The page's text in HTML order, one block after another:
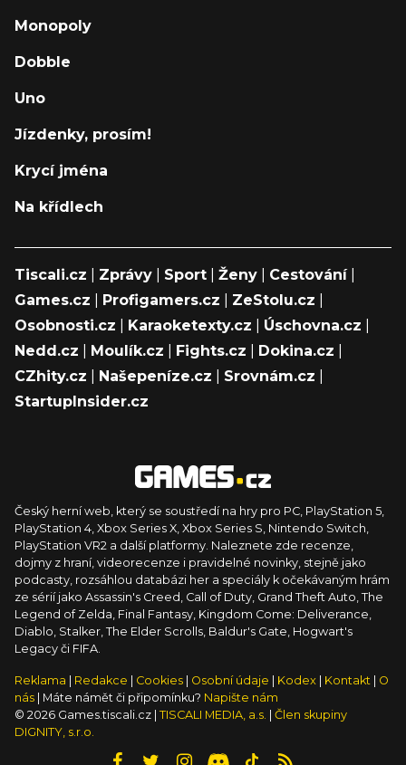
Monopoly
Dobble
Uno
Jízdenky, prosím!
Krycí jména
Na křídlech
Tiscali.cz Zprávy Sport Ženy Cestování|
Games.cz
Profigamers.cz ZeStolu.cz
Osobnosti.cz
Karaoketexty.cz Úschovna.cz
Nedd.cz
Moulík.cz Fights.cz Dokina.cz
CZhity.cz
Našepeníze.cz Srovnám.cz
StartupInsider.cz
Český herní web, který se soustředí na hry pro PC, PlayStation 5,
PlayStation 4, Xbox Series X, Xbox Series S, Nintendo Switch,
PlayStation VR2 a další platformy. Naleznete zde recenze,
dojmy z hraní, videorecenze i pravidelné novinky, stejně jako
podcasty, rozsáhlou databázi her a speciály k očekávaným hrám
ze sérií jako Assassin's Creed, Call of Duty, Grand Theft Auto, The
Legend of Zelda, Final Fantasy, Kingdom Come: Deliverance,
Diablo, Stalker, The Elder Scrolls, Baldur's Gate, Hogwart's
Legacy či FIFA.
Reklama Redakce Cookies Osobní údaje Kodex Kontakt
O
nás
| Máte námět či připomínku? Napište nám
© 2026 Games.tiscali.cz | TISCALI MEDIA, a.s.
Člen skupiny
DIGNITY, s.r.o.